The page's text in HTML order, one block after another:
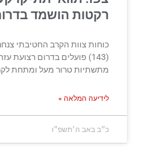
רקטות הושמד
כוחות צוות הקרב החטיבתי
(143) פועלים בדרום רצועת
מתשתיות טרור מעל ומתחת
לידיעה המלאה »
כ״ב באב ה׳תשפ״ו